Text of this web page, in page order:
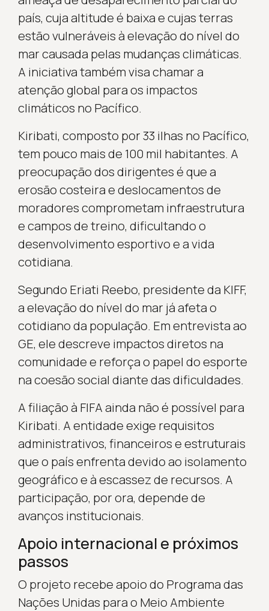
país, cuja altitude é baixa e cujas terras
estão vulneráveis à elevação do nível do
mar causada pelas mudanças climáticas.
A iniciativa também visa chamar a
atenção global para os impactos
climáticos no Pacífico.
Kiribati, composto por 33 ilhas no Pacífico,
tem pouco mais de 100 mil habitantes. A
preocupação dos dirigentes é que a
erosão costeira e deslocamentos de
moradores comprometam infraestrutura
e campos de treino, dificultando o
desenvolvimento esportivo e a vida
cotidiana.
Segundo Eriati Reebo, presidente da KIFF,
a elevação do nível do mar já afeta o
cotidiano da população. Em entrevista ao
GE, ele descreve impactos diretos na
comunidade e reforça o papel do esporte
na coesão social diante das dificuldades.
A filiação à FIFA ainda não é possível para
Kiribati. A entidade exige requisitos
administrativos, financeiros e estruturais
que o país enfrenta devido ao isolamento
geográfico e à escassez de recursos. A
participação, por ora, depende de
avanços institucionais.
Apoio internacional e próximos
passos
O projeto recebe apoio do Programa das
Nações Unidas para o Meio Ambiente